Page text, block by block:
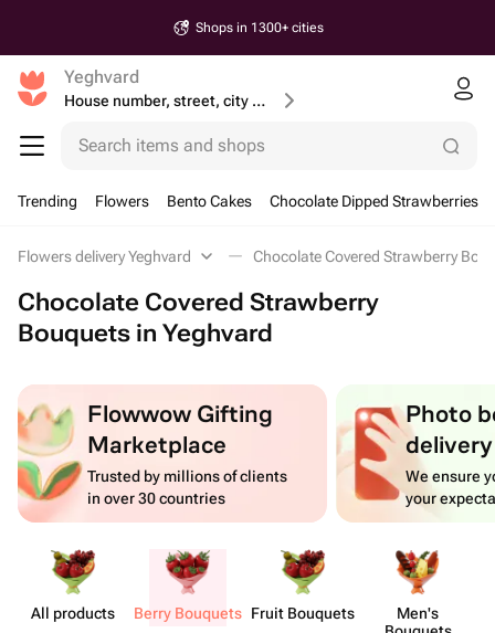
Shops in 1300+ cities
Yeghvard
House number, street, city or postcode
Search items and shops
Trending Flowers Bento Cakes Chocolate Dipped Strawberries
Flowers delivery Yeghvard Chocolate Covered Strawberry
Chocolate Covered Strawberry
Bouquets in Yeghvard
Flowwow Gifting
Marketplace
Trusted by millions of clients
in over 30 countries
Photo
delivery
We ensure
your
All products Berry Bouquets Fruit Bouquets
Men's